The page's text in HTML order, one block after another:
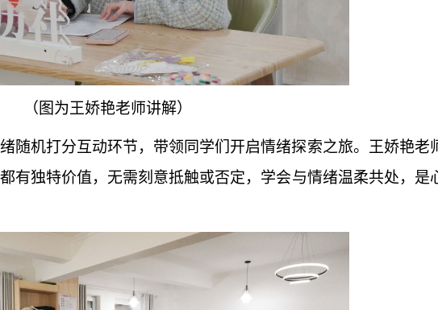
（图为王娇艳老师讲解）
随机打分互动环节，带领同学们开启情绪探索之旅。王娇艳老
有独特价值，无需刻意抵触或否定，学会与情绪温柔共处，是